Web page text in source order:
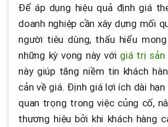
Để áp dụng hiệu quả định giá
doanh nghiệp cần xây dựng mối
người tiêu dùng, thấu hiểu
những kỳ vọng này với giá trị sản
này giúp tăng niềm tin khách
cản về giá. Định giá lợi ích dài
quan trọng trong việc củng cố,
thương hiệu bởi khi khách hàng